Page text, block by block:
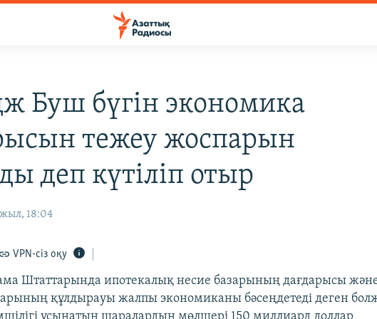
Буш бүгін экономика
тежеу жоспарын
деп күтіліп отыр
18:04
VPN-сіз оқу
Штаттарында ипотекалық несие базарының дағдарысы
құлдырауы жалпы экономиканы бәсеңдетеді деген